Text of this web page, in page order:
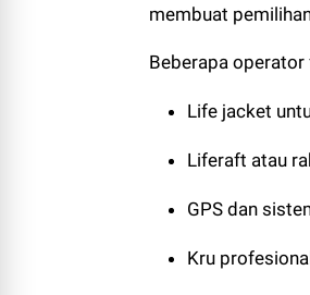
membuat
Beberapa
Life jacket
Liferaft atau
GPS dan
Kru